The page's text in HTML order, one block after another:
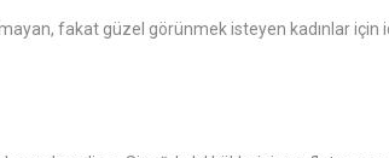
fakat güzel görünmek isteyen kadınlar